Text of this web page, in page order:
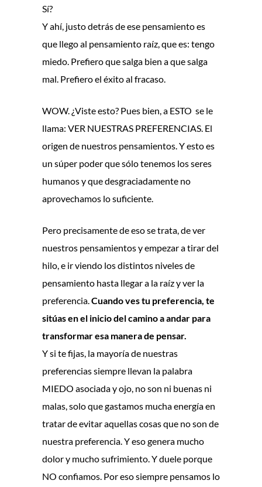
Sí?
Y ahí, justo detrás de ese pensamiento es
que llego al pensamiento raíz, que es: tengo
miedo. Prefiero que salga bien a que salga
mal. Prefiero el éxito al fracaso.
WOW. ¿Viste esto? Pues bien, a ESTO se le
llama: VER NUESTRAS PREFERENCIAS. El
origen de nuestros pensamientos. Y esto es
un súper poder que sólo tenemos los seres
humanos y que desgraciadamente no
aprovechamos lo suficiente.
Pero precisamente de eso se trata, de ver
nuestros pensamientos y empezar a tirar del
hilo, e ir viendo los distintos niveles de
pensamiento hasta llegar a la raíz y ver la
preferencia. Cuando ves tu preferencia, te
sitúas en el inicio del camino a andar para
transformar esa manera de pensar.
Y si te fijas, la mayoría de nuestras
preferencias siempre llevan la palabra
MIEDO asociada y ojo, no son ni buenas ni
malas, solo que gastamos mucha energía en
tratar de evitar aquellas cosas que no son de
nuestra preferencia. Y eso genera mucho
dolor y mucho sufrimiento. Y duele porque
NO confiamos. Por eso siempre pensamos lo